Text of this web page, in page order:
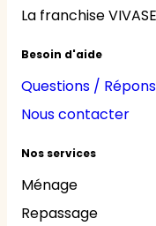
La franchise
Besoin d'aide
Questions /
Nous contacter
Nos services
Ménage
Repassage